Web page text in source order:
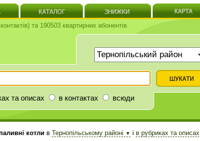
та 190503 квартирних абонентів
та описах в контактах всюди
котли в Тернопільському районі ▼ і в рубриках та описах